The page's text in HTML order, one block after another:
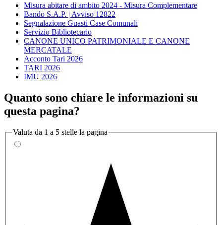
Misura abitare di ambito 2024 - Misura Complementare
Bando S.A.P. | Avviso 12822
Segnalazione Guasti Case Comunali
Servizio Bibliotecario
CANONE UNICO PATRIMONIALE E CANONE
MERCATALE
Acconto Tari 2026
TARI 2026
IMU 2026
Quanto sono chiare le informazioni su
questa pagina?
Valuta da 1 a 5 stelle la pagina